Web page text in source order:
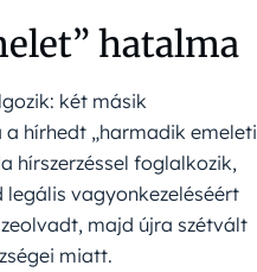
hatalma
két másik
hírhedt „harmadik emeleti
hírszerzéssel foglalkozik,
vagyonkezeléséért
majd újra szétvált
miatt.